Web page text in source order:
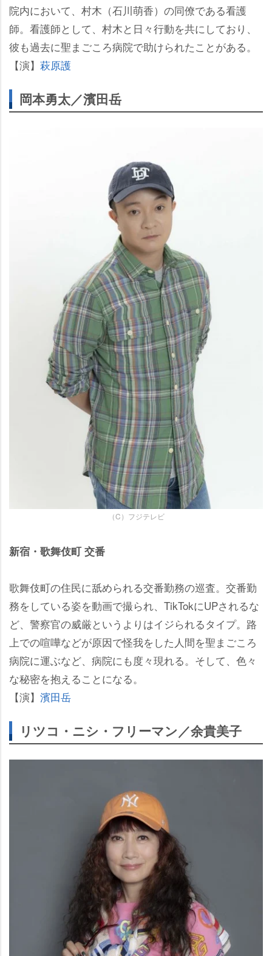
院内において、村木（石川萌香）の同僚である看護
師。看護師として、村木と日々行動を共にしており、
彼も過去に聖まごころ病院で助けられたことがある。
【演】 萩原護
岡本勇太／濱田岳
（C）フジテレビ
新宿・歌舞伎町 交番
歌舞伎町の住民に舐められる交番勤務の巡査。交番勤
務をしている姿を動画で撮られ、TikTokにUPされるな
ど、警察官の威厳というよりはイジられるタイプ。路
上での喧嘩などが原因で怪我をした人間を聖まごころ
病院に運ぶなど、病院にも度々現れる。そして、色々
な秘密を抱えることになる。
【演】 濱田岳
リツコ・ニシ・フリーマン／余貴美子